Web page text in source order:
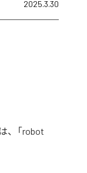
2025.3.30
、「robot